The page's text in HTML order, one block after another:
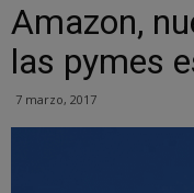
Amazon,
las pymes
7 marzo, 2017